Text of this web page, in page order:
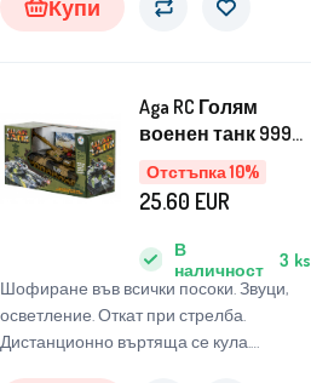
да започне.
Купи
Отстъпка 10%
Aga RC Голям
военен танк 9995
2.4 GHz пясък
Шофиране във всички посоки. Звуци,
осветление. Откат при стрелба.
Дистанционно въртяща се кула.
В
наличност
3 ks
25.60 EUR